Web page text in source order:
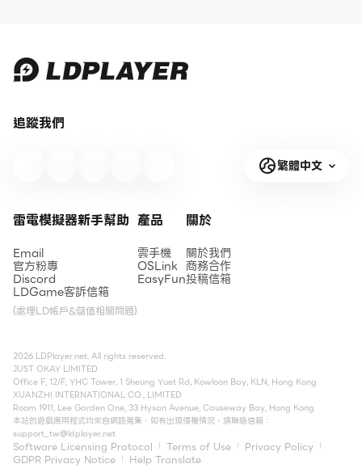
追蹤我們
繁體中文
雷電模擬器新手幫助
Email
官方粉專
Discord
LDGame客訴信箱
(處理LD帳戶&儲值相關問題)
產品
雲手機
OSLink
EasyFun
關於
關於我們
商務合作
投稿信箱
2026 LDPlayer.net. All rights reserved.
JUST OKAY LIMITED
Office F, 12/F, YHC Tower, 1 Sheung Yuet Rd, Kowloon Bay, KLN, Hong Kong
XUANZHI INTERNATIONAL CO., LIMITED
Room 1911, Lee Garden One, 33 Hysan Avenue, Causeway Bay, Hong Kong
本站的遊戲應用程式均來自網路蒐集，如有出現侵權情況，請聯絡信箱：
support_tw@ldplayer.net
Software Licensing Protocol Terms of Use
Privacy Policy
GDPR Privacy Notice
Help Translate